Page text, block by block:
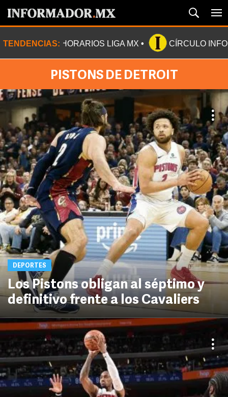
TENDENCIAS: HORARIOS LIGA MX CÍRCULO
PISTONS DE DETROIT
DEPORTES
Los Pistons obligan al séptimo y
definitivo frente a los Cavaliers